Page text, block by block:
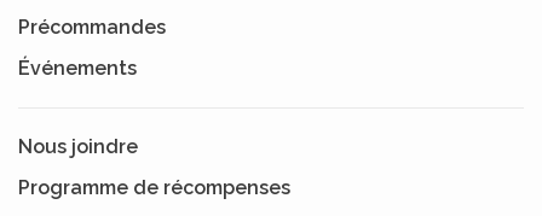
Précommandes
Événements
Nous joindre
Programme de récompenses